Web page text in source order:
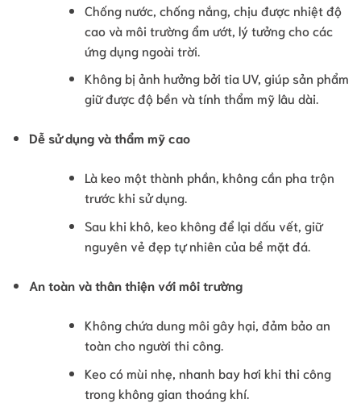
Chống nước, chống nắng, chịu được nhiệt độ
cao và môi trường ẩm ướt, lý tưởng cho các
ứng dụng ngoài trời.
Không bị ảnh hưởng bởi tia UV, giúp sản phẩm
giữ được độ bền và tính thẩm mỹ lâu dài.
Dễ sử dụng và thẩm mỹ cao
Là keo một thành phần, không cần pha trộn
trước khi sử dụng.
Sau khi khô, keo không để lại dấu vết, giữ
nguyên vẻ đẹp tự nhiên của bề mặt đá.
An toàn và thân thiện với môi trường
Không chứa dung môi gây hại, đảm bảo an
toàn cho người thi công.
Keo có mùi nhẹ, nhanh bay hơi khi thi công
trong không gian thoáng khí.